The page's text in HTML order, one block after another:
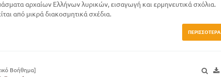
αρχαίων Ελλήνων λυρικών, εισαγωγή και ερμηνευτικά σχόλια.
από μικρά διακοσμητικά σχέδια.
ΠΕΡΙΣΣΌΤΕΡΑ
Βοήθημα]